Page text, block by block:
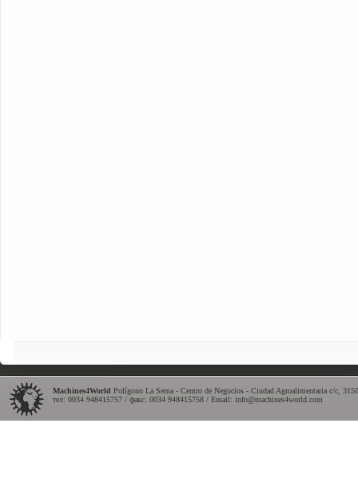
Machines4World Polígono La Serna - Centro de Negocios - Ciudad Agroalimentaria c/c
тел: 0034 948415757 / факс: 0034 948415758 / Email: info@machines4world.com